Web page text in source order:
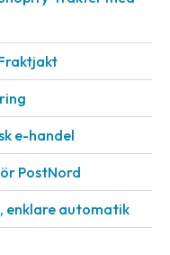
e-handel
PostNord
enklare automatik